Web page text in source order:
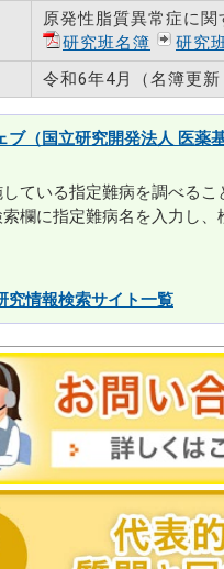
原発性脂質異常症に
研究班名簿
研究
令和6年4月（名簿更新
ブ（国立研究開発法人 医薬
ている指定難病を調べるこ
欄に指定難病名を入力し、
究情報検索サイト一覧